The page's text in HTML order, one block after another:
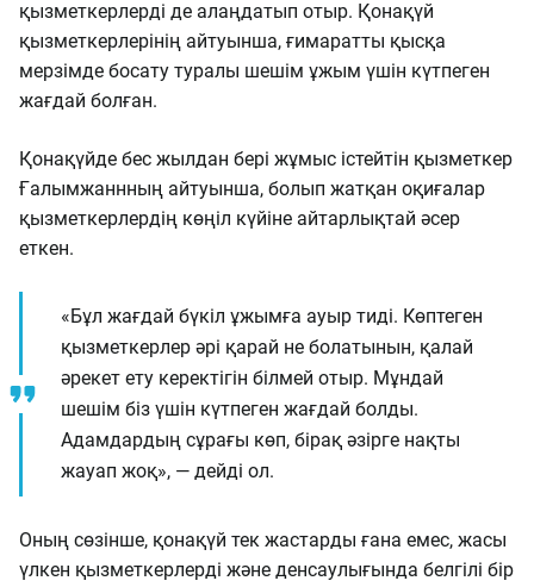
қызметкерлерді де алаңдатып отыр. Қонақүй
қызметкерлерінің айтуынша, ғимаратты қысқа
мерзімде босату туралы шешім ұжым үшін күтпеген
жағдай болған.
Қонақүйде бес жылдан бері жұмыс істейтін қызметкер
Ғалымжаннның айтуынша, болып жатқан оқиғалар
қызметкерлердің көңіл күйіне айтарлықтай әсер
еткен.
«Бұл жағдай бүкіл ұжымға ауыр тиді. Көптеген
қызметкерлер әрі қарай не болатынын, қалай
әрекет ету керектігін білмей отыр. Мұндай
шешім біз үшін күтпеген жағдай болды.
Адамдардың сұрағы көп, бірақ әзірге нақты
жауап жоқ», — дейді ол.
Оның сөзінше, қонақүй тек жастарды ғана емес, жасы
үлкен қызметкерлерді және денсаулығында белгілі бір